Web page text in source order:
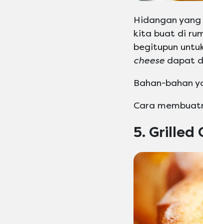
Hidangan
kita buat di
begitupun
cheese dapat
Bahan-bahan
Cara
5. Grilled